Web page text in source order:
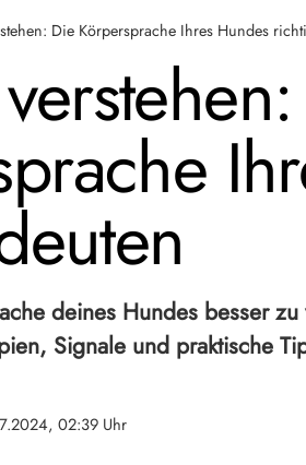
Die Körpersprache Ihres Hundes
deines Hundes besser
Signale und praktische
02:39 Uhr